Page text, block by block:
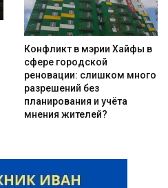
Конфликт в мэрии Хайфы в
сфере городской
реновации: слишком много
разрешений без
планирования и учёта
мнения жителей?